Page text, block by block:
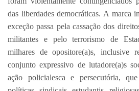
das liberdades democráticas. A marca
exceção passa pela cassação dos
militantes e pelo terrorismo de
milhares de opositore(a)s, inclusive
conjunto expressivo de lutadore(a)s
ação policialesca e persecutória,